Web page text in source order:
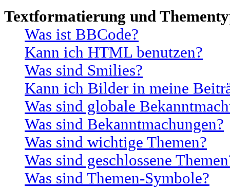
Textformatierung und
Was ist BBCode?
Kann ich HTML benutzen?
Was sind Smilies?
Kann ich Bilder in meine
Was sind globale
Was sind Bekanntmachungen?
Was sind wichtige Themen?
Was sind geschlossene
Was sind Themen-Symbole?